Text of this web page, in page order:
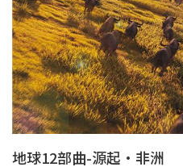
地球12部曲-源起·非洲